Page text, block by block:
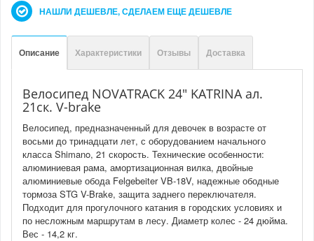
НАШЛИ ДЕШЕВЛЕ, СДЕЛАЕМ ЕЩЕ ДЕШЕВЛЕ
Описание Характеристики Отзывы Доставка
Велосипед NOVATRACK 24" KATRINA ал.
21ск. V-brake
Велосипед, предназначенный для девочек в возрасте от
восьми до тринадцати лет, с оборудованием начального
класса Shimano, 21 скорость. Технические особенности:
алюминиевая рама, амортизационная вилка, двойные
алюминиевые обода Felgebeiter VB-18V, надежные ободные
тормоза STG V-Brake, защита заднего переключателя.
Подходит для прогулочного катания в городских условиях и
по несложным маршрутам в лесу. Диаметр колес - 24 дюйма.
Вес - 14,2 кг.